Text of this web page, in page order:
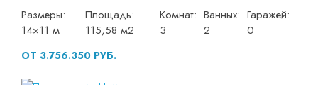
Размеры:
14×11 м
Площадь:
115,58 м2
Комнат:
3
Ванных:
2
Гаражей:
0
ОТ 3.756.350 РУБ.